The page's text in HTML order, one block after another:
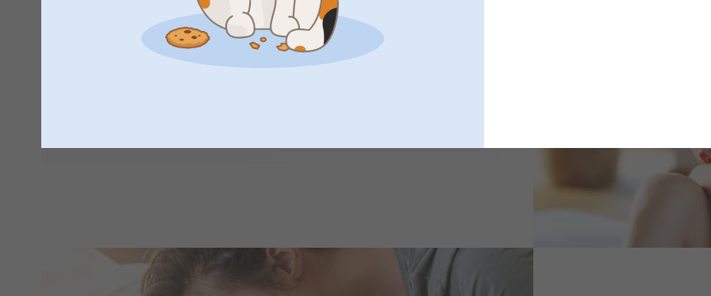
lahjaideoita sisaruksille, olet tullut oikeaan paikkaan. Henkilökohtaisista leluista